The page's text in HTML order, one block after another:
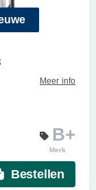
Meer info
B+
Merk
Bestellen